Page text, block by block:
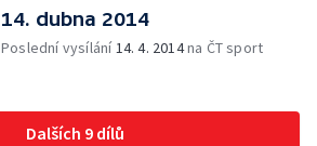
14. dubna 2014
Poslední vysílání14. 4. 2014na ČT sport
Dalších 9 dílů